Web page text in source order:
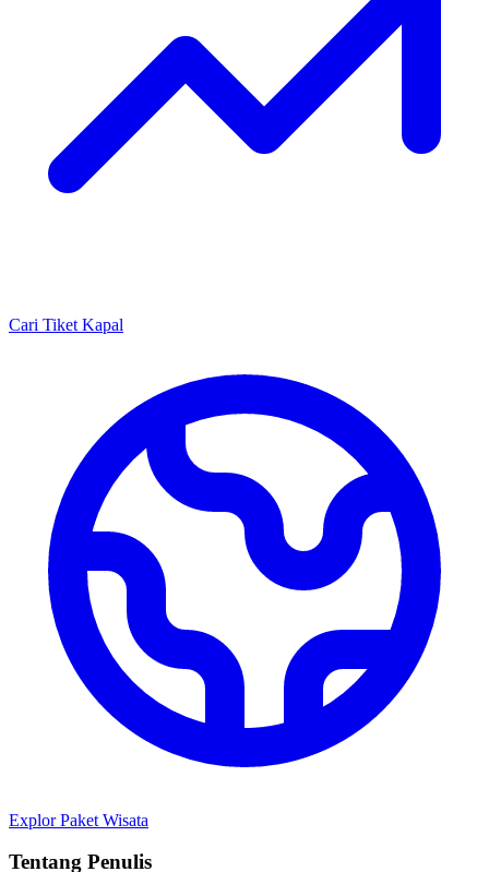
Cari Tiket Kapal
Explor Paket Wisata
Tentang Penulis